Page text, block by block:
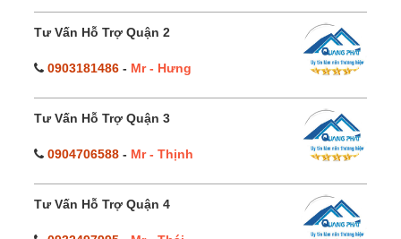
Tư Vấn Hỗ Trợ Quận 2
0903181486 - Mr - Hưng
Tư Vấn Hỗ Trợ Quận 3
0904706588 - Mr - Thịnh
Tư Vấn Hỗ Trợ Quận 4